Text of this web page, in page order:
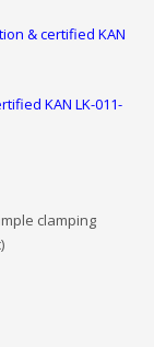
& certified KAN
KAN LK-011-
clamping